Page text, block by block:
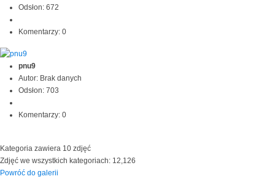
Odsłon: 672
Komentarzy: 0
pnu9
Autor: Brak danych
Odsłon: 703
Komentarzy: 0
Kategoria zawiera 10 zdjęć
Zdjęć we wszystkich kategoriach: 12,126
Powróć do galerii